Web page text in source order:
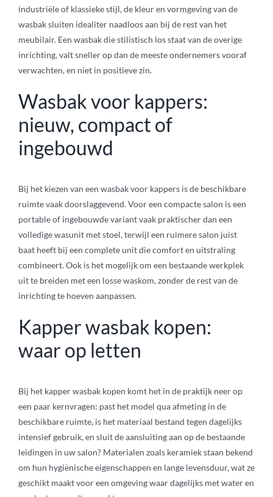
industriële of klassieke stijl, de kleur en vormgeving van de
wasbak sluiten idealiter naadloos aan bij de rest van het
meubilair. Een wasbak die stilistisch los staat van de overige
inrichting, valt sneller op dan de meeste ondernemers vooraf
verwachten, en niet in positieve zin.
Wasbak voor kappers:
nieuw, compact of
ingebouwd
Bij het kiezen van een wasbak voor kappers is de beschikbare
ruimte vaak doorslaggevend. Voor een compacte salon is een
portable of ingebouwde variant vaak praktischer dan een
volledige wasunit met stoel, terwijl een ruimere salon juist
baat heeft bij een complete unit die comfort en uitstraling
combineert. Ook is het mogelijk om een bestaande werkplek
uit te breiden met een losse waskom, zonder de rest van de
inrichting te hoeven aanpassen.
Kapper wasbak kopen:
waar op letten
Bij het kapper wasbak kopen komt het in de praktijk neer op
een paar kernvragen: past het model qua afmeting in de
beschikbare ruimte, is het materiaal bestand tegen dagelijks
intensief gebruik, en sluit de aansluiting aan op de bestaande
leidingen in uw salon? Materialen zoals keramiek staan bekend
om hun hygiënische eigenschappen en lange levensduur, wat ze
geschikt maakt voor een omgeving waar dagelijks met water en